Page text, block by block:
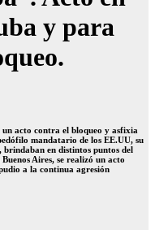
y para
un acto contra el bloqueo y asfixia
mandatario de los EE.UU, su
en distintos puntos del
Aires, se realizó un acto
a la continua agresión